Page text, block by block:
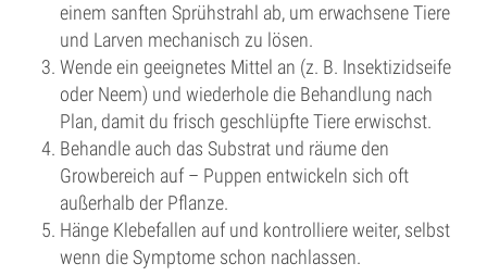
einem sanften Sprühstrahl ab, um erwachsene Tiere
und Larven mechanisch zu lösen.
Wende ein geeignetes Mittel an (z. B. Insektizidseife
oder Neem) und wiederhole die Behandlung nach
Plan, damit du frisch geschlüpfte Tiere erwischst.
Behandle auch das Substrat und räume den
Growbereich auf – Puppen entwickeln sich oft
außerhalb der Pflanze.
Hänge Klebefallen auf und kontrolliere weiter, selbst
wenn die Symptome schon nachlassen.